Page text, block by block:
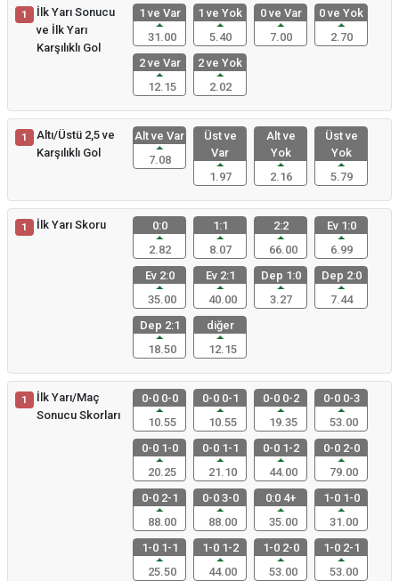
1
İlk Yarı Sonucu
ve İlk Yarı
Karşılıklı Gol
1 ve Var
31.00
1 ve Yok
5.40
0 ve Var
7.00
0 ve Yok
2.70
2 ve Var
12.15
2 ve Yok
2.02
1
Altı/Üstü 2,5 ve
Karşılıklı Gol
Alt ve Var
7.08
Üst ve
Var
1.97
Alt ve
Yok
2.16
Üst ve
Yok
5.79
1 İlk Yarı Skoru
0:0
2.82
1:1
8.07
2:2
66.00
Ev 1:0
6.99
Ev 2:0
35.00
Ev 2:1
40.00
Dep 1:0
3.27
Dep 2:0
7.44
Dep 2:1
18.50
diğer
12.15
1
İlk Yarı/Maç
Sonucu Skorları
0-0 0-0
10.55
0-0 0-1
10.55
0-0 0-2
19.35
0-0 0-3
53.00
0-0 1-0
20.25
0-0 1-1
21.10
0-0 1-2
44.00
0-0 2-0
79.00
0-0 2-1
88.00
0-0 3-0
88.00
0:0 4+
35.00
1-0 1-0
31.00
1-0 1-1
25.50
1-0 1-2
44.00
1-0 2-0
53.00
1-0 2-1
53.00